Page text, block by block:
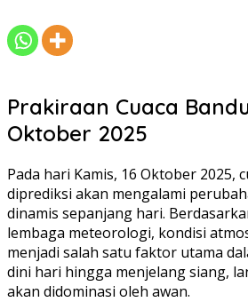
Prakiraan Cuaca
Oktober 2025
Pada hari Kamis, 16 Oktober 2025,
diprediksi akan mengalami
dinamis sepanjang hari.
lembaga meteorologi, kondisi
menjadi salah satu faktor utama
dini hari hingga menjelang siang,
akan didominasi oleh awan.